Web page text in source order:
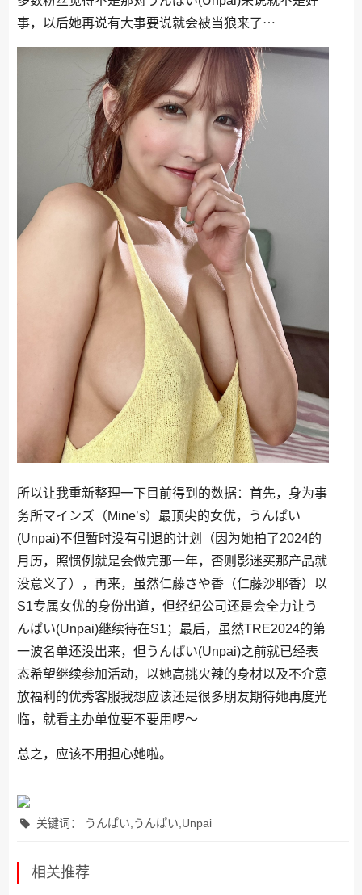
事，以后她再说有大事要说就会被当狼来了⋯
所以让我重新整理一下目前得到的数据：首先，身为事
务所マインズ（Mine’s）最顶尖的女优，うんぱい
(Unpai)不但暂时没有引退的计划（因为她拍了2024的
月历，照惯例就是会做完那一年，否则影迷买那产品就
没意义了），再来，虽然仁藤さや香（仁藤沙耶香）以
S1专属女优的身份出道，但经纪公司还是会全力让う
んぱい(Unpai)继续待在S1；最后，虽然TRE2024的第
一波名单还没出来，但うんぱい(Unpai)之前就已经表
态希望继续参加活动，以她高挑火辣的身材以及不介意
放福利的优秀客服我想应该还是很多朋友期待她再度光
临，就看主办单位要不要用啰〜
总之，应该不用担心她啦。
关键词： うんぱい,うんぱい,Unpai
相关推荐